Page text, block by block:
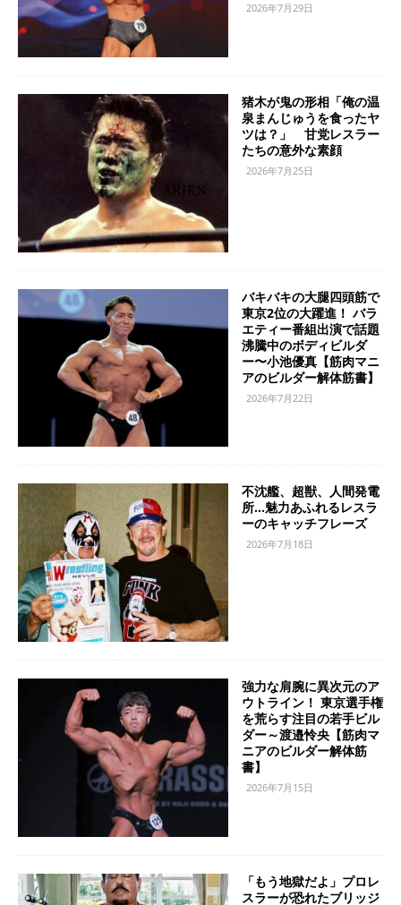
2026年7月29日
猪木が鬼の形相「俺の温
泉まんじゅうを食ったヤ
ツは？」 甘党レスラー
たちの意外な素顔
2026年7月25日
バキバキの大腿四頭筋で
東京2位の大躍進！ バラ
エティー番組出演で話題
沸騰中のボディビルダ
ー〜小池優真【筋肉マニ
アのビルダー解体筋書】
2026年7月22日
不沈艦、超獣、人間発電
所…魅力あふれるレスラ
ーのキャッチフレーズ
2026年7月18日
強力な肩腕に異次元のア
ウトライン！ 東京選手権
を荒らす注目の若手ビル
ダー～渡邉怜央【筋肉マ
ニアのビルダー解体筋
書】
2026年7月15日
「もう地獄だよ」プロレ
スラーが恐れたブリッジ